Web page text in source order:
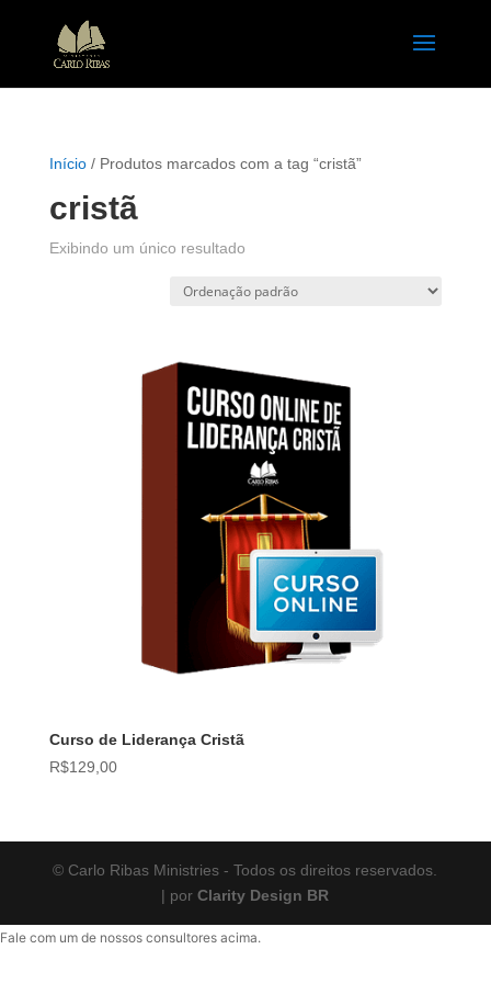
Início/ Produtos marcados com a tag “cristã”
cristã
Exibindo um único resultado
Curso de Liderança Cristã
R$129,00
© Carlo Ribas Ministries - Todos os direitos reservados.
| porClarity Design BR
Fale com um de nossos consultores acima.